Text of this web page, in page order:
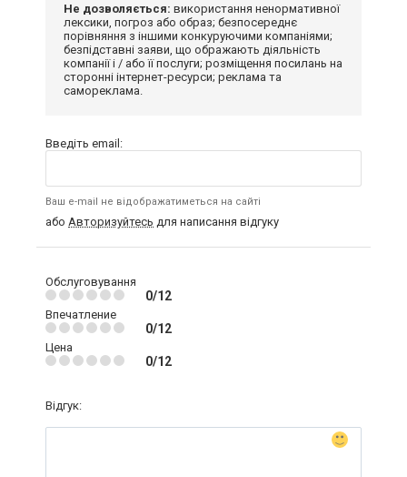
Не дозволяється: використання ненормативної
лексики, погроз або образ; безпосереднє
порівняння з іншими конкуруючими компаніями;
безпідставні заяви, що ображають діяльність
компанії і / або її послуги; розміщення посилань на
сторонні інтернет-ресурси; реклама та
самореклама.
Введіть email:
Ваш e-mail не відображатиметься на сайті
або Авторизуйтесь для написання відгуку
Обслуговування
0/12
Впечатление
0/12
Цена
0/12
Відгук: